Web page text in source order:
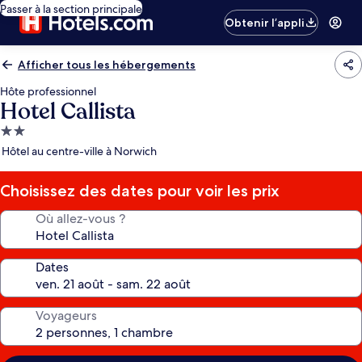
Passer à la section principale
Obtenir l’appli
Afficher tous les hébergements
Hôte professionnel
Hotel Callista
Hébergement
2.0 étoiles
Hôtel au centre-ville à Norwich
Choisissez des dates pour voir les prix
Où allez-vous ?
Dates
Voyageurs